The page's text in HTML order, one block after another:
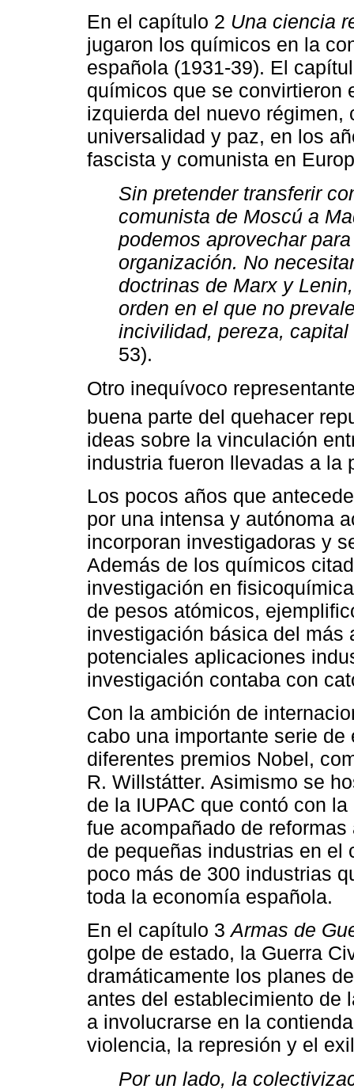
En el capítulo 2 Una ciencia
jugaron los químicos en la
española (1931-39). El
químicos que se convirtieron
izquierda del nuevo
universalidad y paz, en los
fascista y comunista en
Sin pretender transferir
comunista de Moscú a
podemos aprovechar
organización. No
doctrinas de Marx y
orden en el que no
incivilidad, pereza,
53).
Otro inequívoco
buena parte del quehacer
ideas sobre la vinculación
industria fueron llevadas a la
Los pocos años que
por una intensa y autónoma
incorporan investigadoras y
Además de los químicos
investigación en
de pesos atómicos,
investigación básica del más
potenciales aplicaciones
investigación contaba con
Con la ambición de
cabo una importante serie
diferentes premios Nobel,
R. Willstátter. Asimismo se
de la IUPAC que contó con
fue acompañado de
de pequeñas industrias en el
poco más de 300 industrias
toda la economía española.
En el capítulo 3Armas de
golpe de estado, la Guerra
dramáticamente los planes
antes del establecimiento de
a involucrarse en la
violencia, la represión y el
Por un lado, la